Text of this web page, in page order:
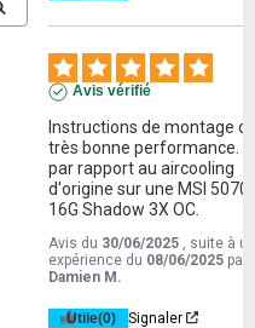
Avis vérifié
Instructions de montage
très bonne performance. -
par rapport au aircooling
d'origine sur une MSI
16G Shadow 3X OC.
Avis du 30/06/2025 , suite à
expérience du 08/06/2025 par
Damien M.
Utile(0) Signaler